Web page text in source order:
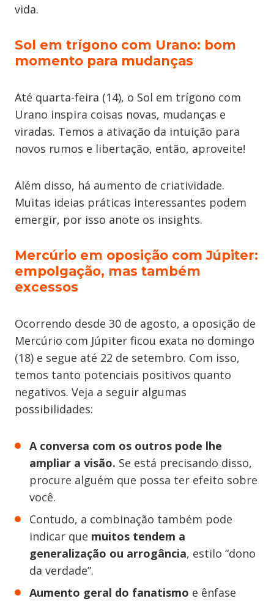
vida.
Sol em trígono com Urano: bom
momento para mudanças
Até quarta-feira (14), o Sol em trígono com
Urano inspira coisas novas, mudanças e
viradas. Temos a ativação da intuição para
novos rumos e libertação, então, aproveite!
Além disso, há aumento de criatividade.
Muitas ideias práticas interessantes podem
emergir, por isso anote os insights.
Mercúrio em oposição com Júpiter:
empolgação, mas também
excessos
Ocorrendo desde 30 de agosto, a oposição de
Mercúrio com Júpiter ficou exata no domingo
(18) e segue até 22 de setembro. Com isso,
temos tanto potenciais positivos quanto
negativos. Veja a seguir algumas
possibilidades:
A conversa com os outros pode lhe
ampliar a visão. Se está precisando disso,
procure alguém que possa ter efeito sobre
você.
Contudo, a combinação também pode
indicar que muitos tendem a
generalização ou arrogância, estilo “dono
da verdade”.
Aumento geral do fanatismo e ênfase